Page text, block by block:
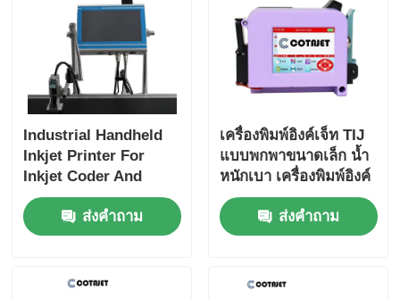
Industrial Handheld
Inkjet Printer For
Inkjet Coder And
Inkjet Marking
ส่งคำถาม
เครื่องพิมพ์อิงค์เจ็ท TIJ
แบบพกพาขนาดเล็ก น้ำ
หนักเบา เครื่องพิมพ์อิงค์
เจ็ทแบบพกพาขนาดเล็ก
ส่งคำถาม